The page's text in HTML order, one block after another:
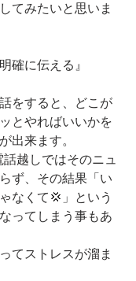
てみたいと思いま
確に伝える』
をすると、どこが
とやればいいかを
出来ます。
越しではそのニュ
ず、その結果「い
なくて💢」という
ってしまう事もあ
てストレスが溜ま